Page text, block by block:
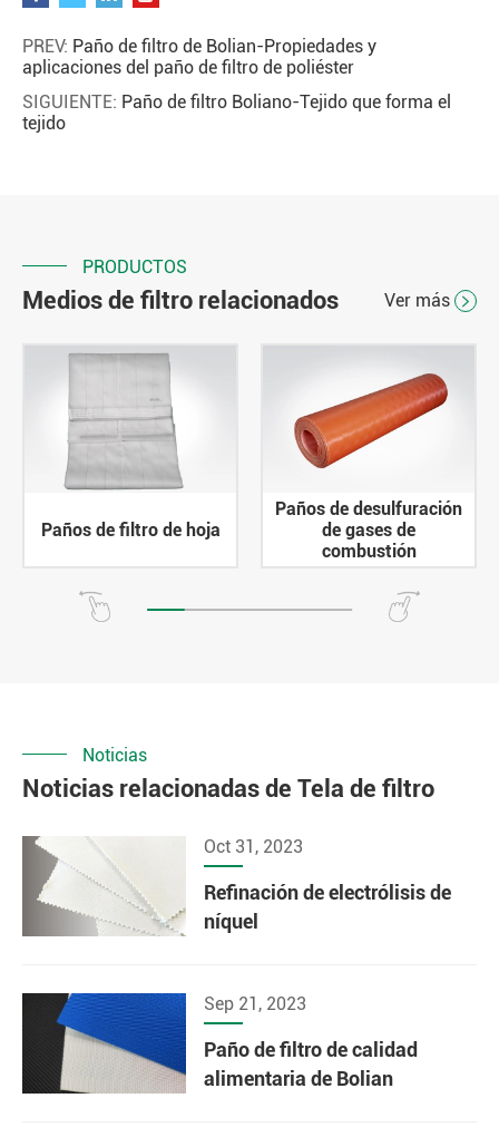
PREV: Paño de filtro de Bolian-Propiedades y
aplicaciones del paño de filtro de poliéster
SIGUIENTE: Paño de filtro Boliano-Tejido que forma el
tejido
PRODUCTOS
Medios de filtro relacionados Ver más 
Paños de filtro de hoja
Paños de desulfuración
de gases de
combustión
Noticias
Noticias relacionadas de Tela de filtro
Oct 31, 2023
Refinación de electrólisis de
níquel
Sep 21, 2023
Paño de filtro de calidad
alimentaria de Bolian